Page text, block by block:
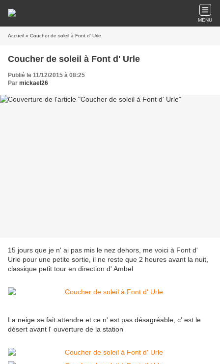
MENU
Accueil » Coucher de soleil à Font d' Urle
Coucher de soleil à Font d' Urle
Publié le 11/12/2015 à 08:25
Par mickael26
15 jours que je n' ai pas mis le nez dehors, me voici à Font d'
Urle pour une petite sortie, il ne reste que 2 heures avant la nuit,
classique petit tour en direction d' Ambel
La neige se fait attendre et ce n' est pas désagréable, c' est le
désert avant l' ouverture de la station